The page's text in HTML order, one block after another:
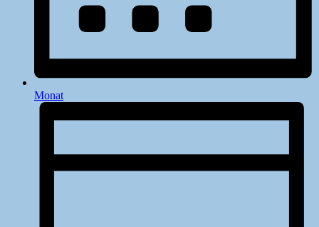
Monat